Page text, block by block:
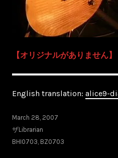
【オリジナルがありません】
English translation: alice9-
March 28, 2007
ザLibrarian
BHI0703, BZ0703